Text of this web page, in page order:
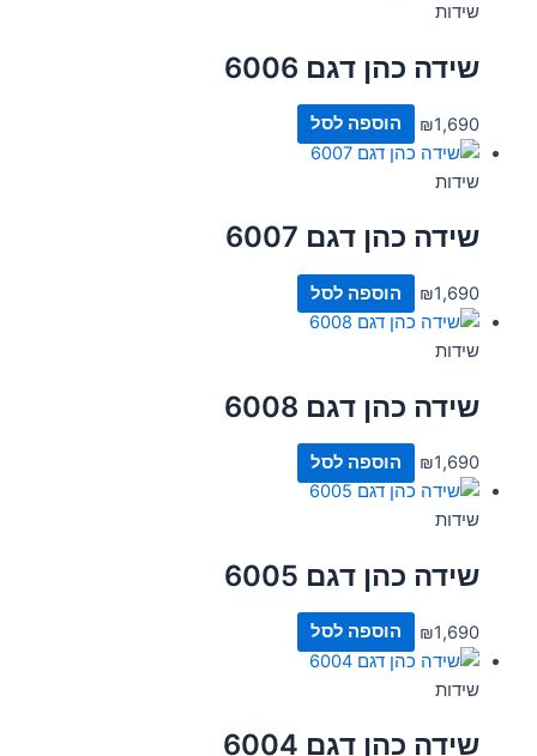
שידות
שידה כהן דגם 6006
₪1,690 הוספה לסל
שידות
שידה כהן דגם 6007
₪1,690 הוספה לסל
שידות
שידה כהן דגם 6008
₪1,690 הוספה לסל
שידות
שידה כהן דגם 6005
₪1,690 הוספה לסל
שידות
שידה כהן דגם 6004